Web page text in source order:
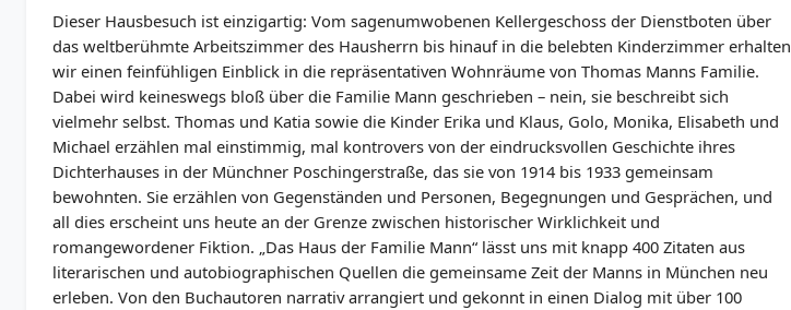
Dieser Hausbesuch ist einzigartig: Vom sagenumwobenen Kellergeschoss der Dienstboten über
das weltberühmte Arbeitszimmer des Hausherrn bis hinauf in die belebten Kinderzimmer erhalten
wir einen feinfühligen Einblick in die repräsentativen Wohnräume von Thomas Manns Familie.
Dabei wird keineswegs bloß über die Familie Mann geschrieben – nein, sie beschreibt sich
vielmehr selbst. Thomas und Katia sowie die Kinder Erika und Klaus, Golo, Monika, Elisabeth und
Michael erzählen mal einstimmig, mal kontrovers von der eindrucksvollen Geschichte ihres
Dichterhauses in der Münchner Poschingerstraße, das sie von 1914 bis 1933 gemeinsam
bewohnten. Sie erzählen von Gegenständen und Personen, Begegnungen und Gesprächen, und
all dies erscheint uns heute an der Grenze zwischen historischer Wirklichkeit und
romangewordener Fiktion. „Das Haus der Familie Mann“ lässt uns mit knapp 400 Zitaten aus
literarischen und autobiographischen Quellen die gemeinsame Zeit der Manns in München neu
erleben. Von den Buchautoren narrativ arrangiert und gekonnt in einen Dialog mit über 100